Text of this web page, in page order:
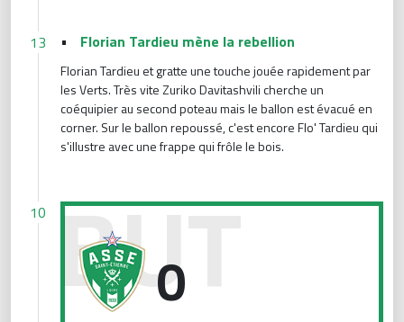
13 • Florian Tardieu mène la rebellion
Florian Tardieu et gratte une touche jouée rapidement par
les Verts. Très vite Zuriko Davitashvili cherche un
coéquipier au second poteau mais le ballon est évacué en
corner. Sur le ballon repoussé, c'est encore Flo' Tardieu qui
s'illustre avec une frappe qui frôle le bois.
10 Toulouse ouvre la marque
0